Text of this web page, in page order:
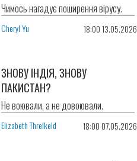
Чимось нагадує поширення вірусу.
Cheryl Yu 18:00 13.05.2026
ЗНОВУ ІНДІЯ, ЗНОВУ
ПАКИСТАН?
Не воювали, а не довоювали.
Elizabeth Threlkeld 18:00 07.05.2026